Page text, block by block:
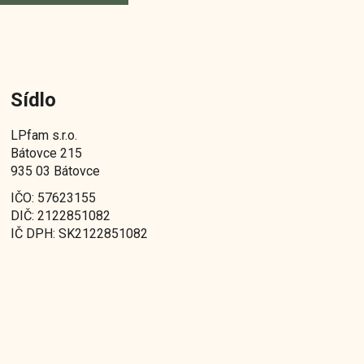
Sídlo
LPfam s.r.o.
Bátovce 215
935 03 Bátovce
IČO: 57623155
DIČ: 2122851082
IČ DPH: SK2122851082